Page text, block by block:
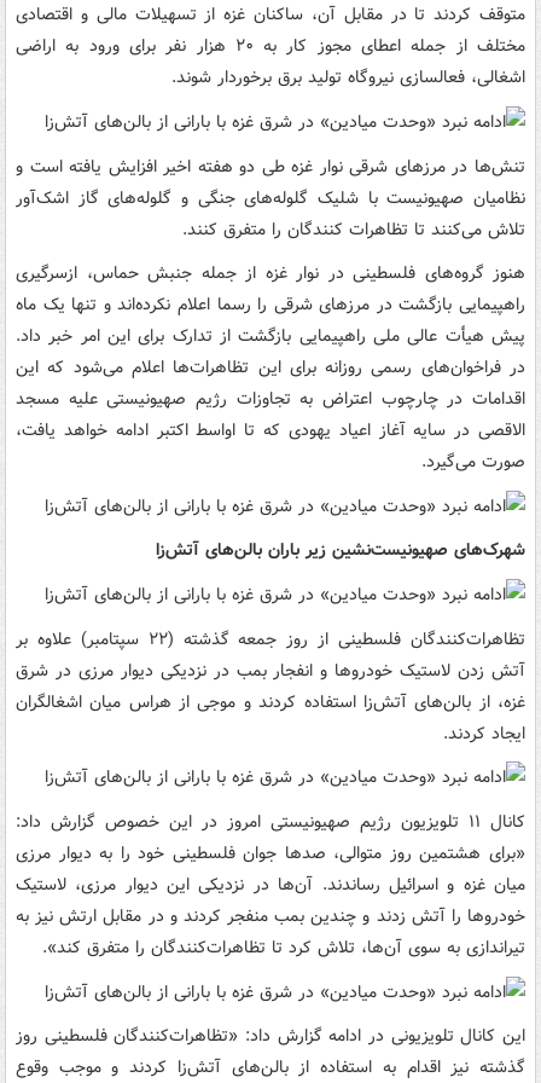
متوقف کردند تا در مقابل آن، ساکنان غزه از تسهیلات مالی و اقتصادی
مختلف از جمله اعطای مجوز کار به ۲۰ هزار نفر برای ورود به اراضی
اشغالی، فعالسازی نیروگاه تولید برق برخوردار شوند.
تنش‌ها در مرزهای شرقی نوار غزه طی دو هفته اخیر افزایش یافته است و
نظامیان صهیونیست با شلیک گلوله‌های جنگی و گلوله‌های گاز اشک‌آور
تلاش می‌کنند تا تظاهرات کنندگان را متفرق کنند.
هنوز گروه‌های فلسطینی در نوار غزه از جمله جنبش حماس، ازسرگیری
راهپیمایی بازگشت در مرزهای شرقی را رسما اعلام نکرده‌اند و تنها یک ماه
پیش هیأت عالی ملی راهپیمایی بازگشت از تدارک برای این امر خبر داد.
در فراخوان‌های رسمی روزانه برای این تظاهرات‌ها اعلام می‌شود که این
اقدامات در چارچوب اعتراض به تجاوزات رژیم صهیونیستی علیه مسجد
الاقصی در سایه آغاز اعیاد یهودی که تا اواسط اکتبر ادامه خواهد یافت،
صورت می‌گیرد.
شهرک‌های صهیونیست‌نشین زیر باران بالن‌های آتش‌زا
تظاهرات‌کنندگان فلسطینی از روز جمعه گذشته (۲۲ سپتامبر) علاوه بر
آتش زدن لاستیک خودروها و انفجار بمب در نزدیکی دیوار مرزی در شرق
غزه، از بالن‌های آتش‌زا استفاده کردند و موجی از هراس میان اشغالگران
ایجاد کردند.
کانال ۱۱ تلویزیون رژیم صهیونیستی امروز در این خصوص گزارش داد:
«برای هشتمین روز متوالی، صدها جوان فلسطینی خود را به دیوار مرزی
میان غزه و اسرائیل رساندند. آن‌ها در نزدیکی این دیوار مرزی، لاستیک
خودروها را آتش زدند و چندین بمب منفجر کردند و در مقابل ارتش نیز به
تیراندازی به سوی آن‌ها، تلاش کرد تا تظاهرات‌کنندگان را متفرق کند».
این کانال تلویزیونی در ادامه گزارش داد: «تظاهرات‌کنندگان فلسطینی روز
گذشته نیز اقدام به استفاده از بالن‌های آتش‌زا کردند و موجب وقوع